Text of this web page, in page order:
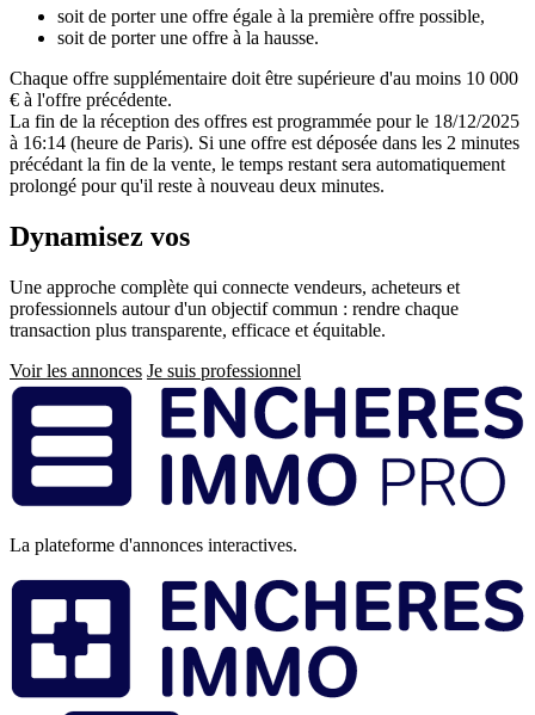
soit de porter une offre égale à la première offre possible,
soit de porter une offre à la hausse.
Chaque offre supplémentaire doit être supérieure d'au moins 10 000
€ à l'offre précédente.
La fin de la réception des offres est programmée pour le 18/12/2025
à 16:14 (heure de Paris). Si une offre est déposée dans les 2 minutes
précédant la fin de la vente, le temps restant sera automatiquement
prolongé pour qu'il reste à nouveau deux minutes.
Dynamisez vos
Une approche complète qui connecte vendeurs, acheteurs et
professionnels autour d'un objectif commun : rendre chaque
transaction plus transparente, efficace et équitable.
Voir les annonces Je suis professionnel
Pied
de
page
La plateforme d'annonces interactives.